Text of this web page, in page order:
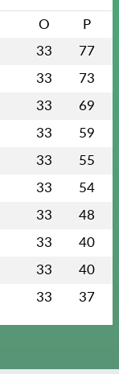
O P
33 77
33 73
33 69
33 59
33 55
33 54
33 48
33 40
33 40
33 37